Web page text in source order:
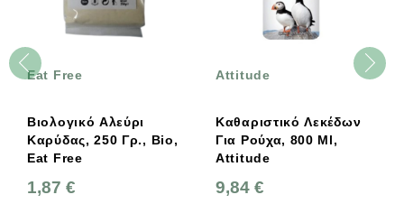
Eat Free
Βιολογικό Αλεύρι
Καρύδας, 250 Γρ., Bio,
Eat Free
1,87 €
Attitude
Καθαριστικό Λεκέδων
Για Ρούχα, 800 Ml,
Attitude
9,84 €